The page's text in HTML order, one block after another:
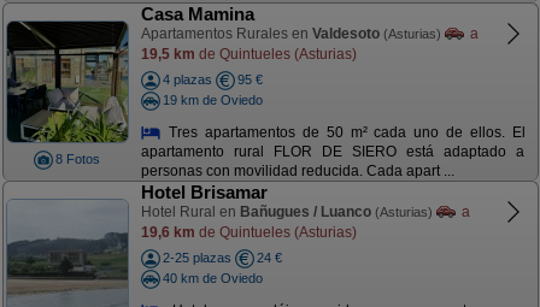
8 Fotos
Casa Mamina
Apartamentos Rurales en Valdesoto (Asturias)
a
19,5 km de Quintueles (Asturias)
4 plazas
95 €
19 km de Oviedo
Tres apartamentos de 50 m² cada uno de ellos. El
apartamento rural FLOR DE SIERO está adaptado a
personas con movilidad reducida. Cada apart ...
Hotel Brisamar
Hotel Rural en Bañugues / Luanco (Asturias)
a
19,6 km de Quintueles (Asturias)
2-25 plazas
24 €
40 km de Oviedo